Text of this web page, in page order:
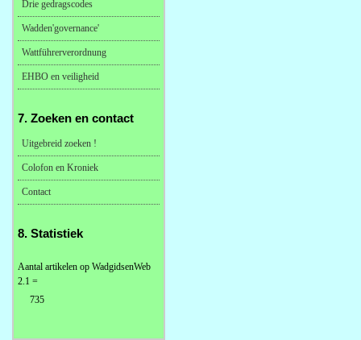
Drie gedragscodes
Wadden'governance'
Wattführerverordnung
EHBO en veiligheid
7. Zoeken en contact
Uitgebreid zoeken !
Colofon en Kroniek
Contact
8. Statistiek
Aantal artikelen op WadgidsenWeb
2.1 =
735